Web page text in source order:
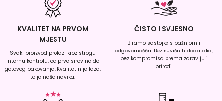
KVALITET NA PRVOM
MJESTU
Svaki proizvod prolazi kroz strogu
internu kontrolu, od prve sirovine do
gotovog pakovanja. Kvalitet nije faza,
to je naša navika.
ČISTO I SVJESNO
Biramo sastojke s pažnjom i
odgovornošću. Bez suvišnih dodataka,
bez kompromisa prema zdravlju i
prirodi.